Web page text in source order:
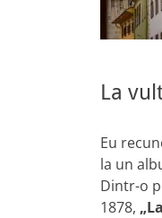
La
Eu
la un
Dintr-o
1878,